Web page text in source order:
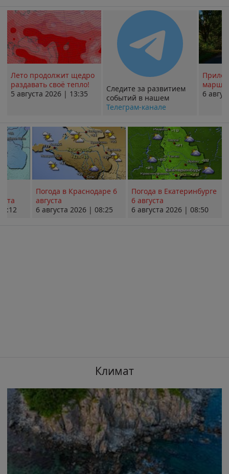
Лето продолжит щедро
раздавать своё тепло!
5 августа 2026 | 13:35
Следите за развитием
событий в нашем
Телеграм-канале
6
Погода в Краснодаре 6
августа
6 августа 2026 | 08:25
Погода в Екатеринбурге
6 августа
6 августа 2026 | 08:50
Климат